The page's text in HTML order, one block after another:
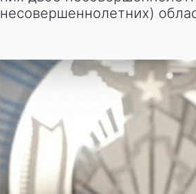
несовершеннолетних)